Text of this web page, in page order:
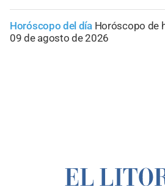
Horóscopo del día Horóscopo de
09 de agosto de 2026